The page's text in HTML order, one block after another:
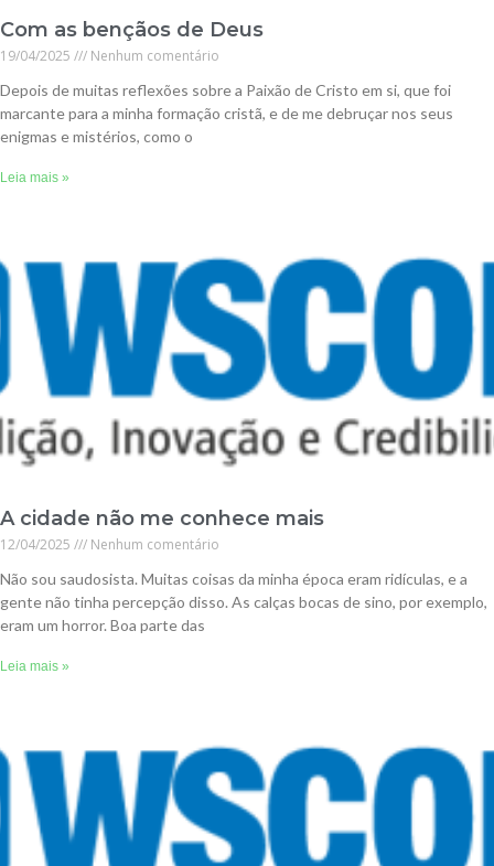
Com as bençãos de Deus
19/04/2025
Nenhum comentário
Depois de muitas reflexões sobre a Paixão de Cristo em si, que foi
marcante para a minha formação cristã, e de me debruçar nos seus
enigmas e mistérios, como o
Leia mais »
A cidade não me conhece mais
12/04/2025
Nenhum comentário
Não sou saudosista. Muitas coisas da minha época eram ridículas, e a
gente não tinha percepção disso. As calças bocas de sino, por exemplo,
eram um horror. Boa parte das
Leia mais »